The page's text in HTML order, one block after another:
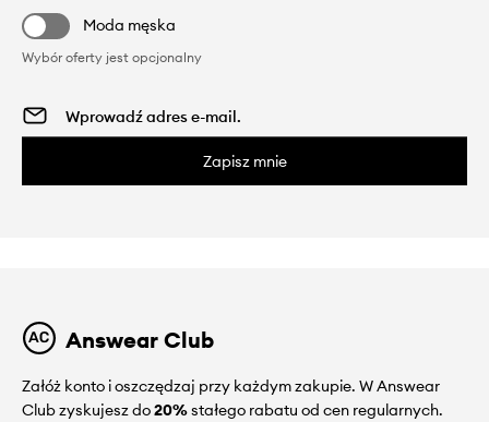
Moda męska
Wybór oferty jest opcjonalny
Zapisz mnie
Answear Club
Załóż konto i oszczędzaj przy każdym zakupie. W Answear
Club zyskujesz do20%stałego rabatu od cen regularnych.